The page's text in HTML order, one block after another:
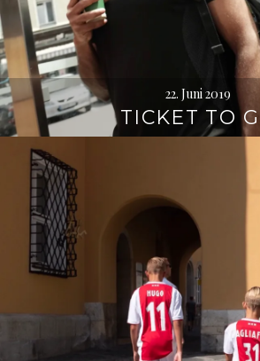
22. Juni 2019
TICKET TO